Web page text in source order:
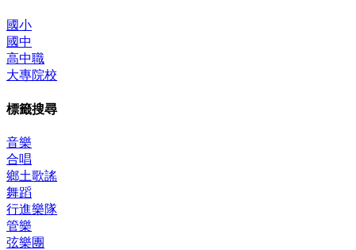
國小
國中
高中職
大專院校
標籤搜尋
音樂
合唱
鄉土歌謠
舞蹈
行進樂隊
管樂
弦樂團